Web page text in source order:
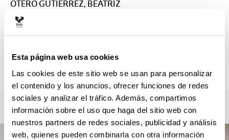
Esta página web usa cookies
Las cookies de este sitio web se usan para personalizar
el contenido y los anuncios, ofrecer funciones de redes
sociales y analizar el tráfico. Además, compartimos
información sobre el uso que haga del sitio web con
nuestros partners de redes sociales, publicidad y análisis
web, quienes pueden combinarla con otra información
OTERO GUTIERREZ, BEATRIZ
beatriz.otero@ehu.eus
Secretaría :
xabierpeli.amezaga@ehu.eus
946013102